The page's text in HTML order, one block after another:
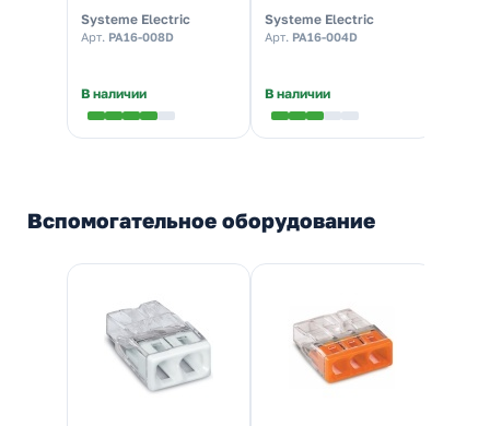
сосна
Systeme Electric
Арт. PA16-008D
В наличии
Systeme Electric
Арт. PA16-004D
В наличии
Вспомогательное оборудование